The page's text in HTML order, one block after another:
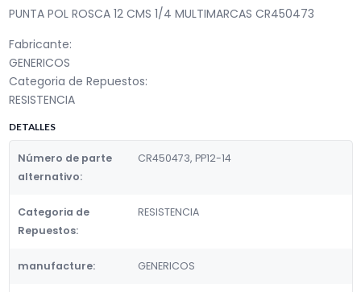
PUNTA POL ROSCA 12 CMS 1/4 MULTIMARCAS CR450473
Fabricante:
GENERICOS
Categoria de Repuestos:
RESISTENCIA
DETALLES
Número de parte
alternativo:
CR450473, PP12-14
Categoria de
Repuestos:
RESISTENCIA
manufacture: GENERICOS